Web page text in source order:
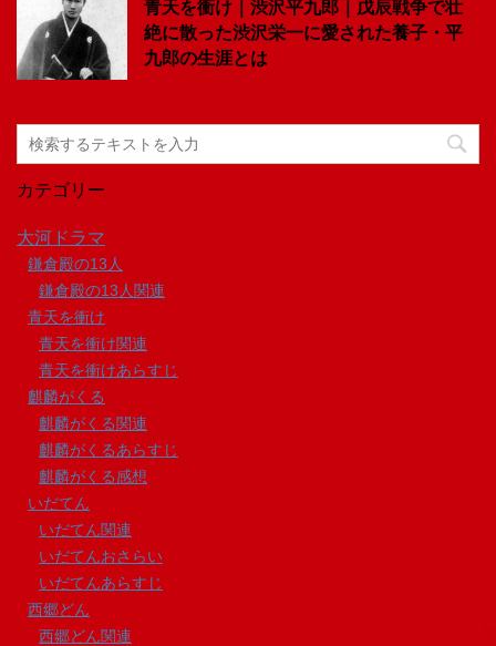
青天を衝け｜渋沢平九郎｜戊辰戦争で壮
絶に散った渋沢栄一に愛された養子・平
九郎の生涯とは
カテゴリー
大河ドラマ
鎌倉殿の13人
鎌倉殿の13人関連
青天を衝け
青天を衝け関連
青天を衝けあらすじ
麒麟がくる
麒麟がくる関連
麒麟がくるあらすじ
麒麟がくる感想
いだてん
いだてん関連
いだてんおさらい
いだてんあらすじ
西郷どん
西郷どん関連